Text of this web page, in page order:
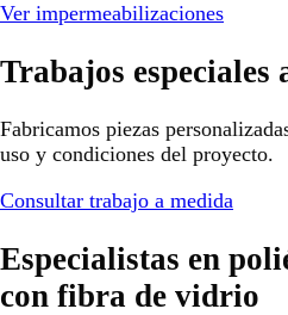
Ver impermeabilizaciones
Trabajos especiales
Fabricamos piezas
uso y condiciones del proyecto.
Consultar trabajo a medida
Especialistas en
con fibra de vidrio